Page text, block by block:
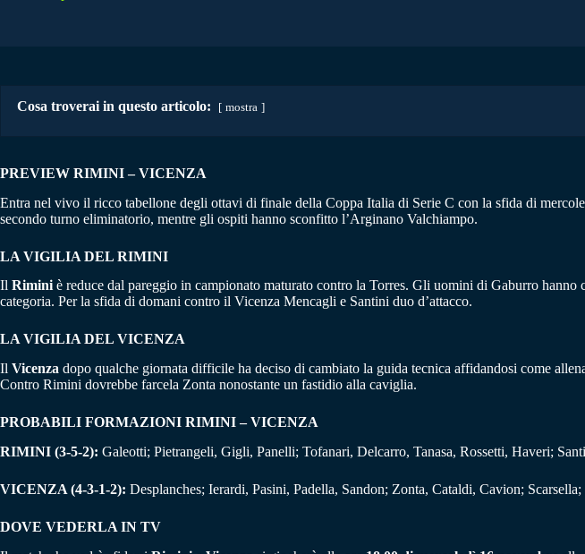
Cosa troverai in questo articolo: mostra
PREVIEW RIMINI – VICENZA
Entra nel vivo il ricco tabellone degli ottavi di finale della Coppa Italia di Serie C con la sfida di
secondo turno eliminatorio, mentre gli ospiti hanno sconfitto l’Arginano Valchiampo.
LA VIGILIA DEL RIMINI
Il Riminiè reduce dal pareggio in campionato maturato contro la Torres. Gli uomini di Gaburro
categoria. Per la sfida di domani contro il Vicenza Mencagli e Santini duo d’attacco.
LA VIGILIA DEL VICENZA
Il Vicenza dopo qualche giornata difficile ha deciso di cambiato la guida tecnica affidandosi come
Contro Rimini dovrebbe farcela Zonta nonostante un fastidio alla caviglia.
PROBABILI FORMAZIONI RIMINI – VICENZA
RIMINI (3-5-2): Galeotti; Pietrangeli, Gigli, Panelli; Tofanari, Delcarro, Tanasa, Rossetti, Haveri;
VICENZA (4-3-1-2): Desplanches; Ierardi, Pasini, Padella, Sandon; Zonta, Cataldi, Cavion;
DOVE VEDERLA IN TV